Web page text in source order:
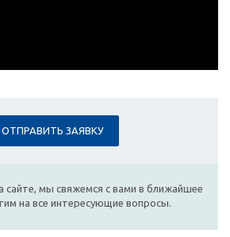
ОТПРАВИТЬ ЗАЯВКУ
сайте, мы свяжемся с вами в ближайшее
на все интересующие вопросы.